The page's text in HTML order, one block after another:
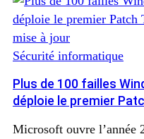
Sécurité informatique
Plus de 100 failles
déploie le premier
Microsoft ouvre l’année